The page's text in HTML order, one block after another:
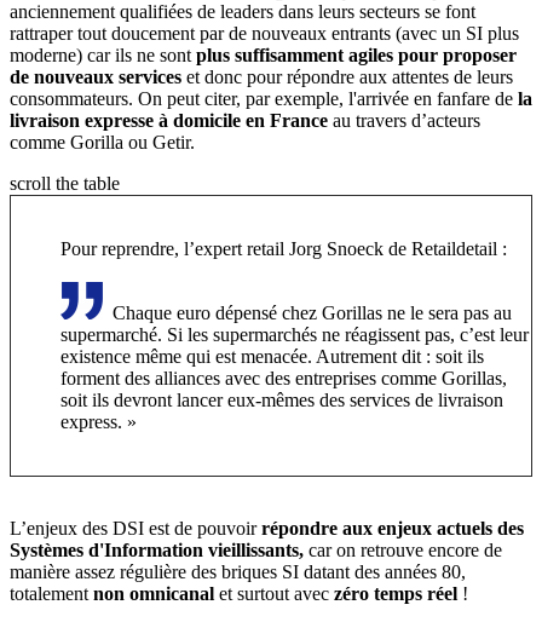
anciennement qualifiées de leaders dans leurs secteurs se font
rattraper tout doucement par de nouveaux entrants (avec un SI plus
moderne) car ils ne sont plus suffisamment agiles pour proposer
de nouveaux services et donc pour répondre aux attentes de leurs
consommateurs. On peut citer, par exemple, l'arrivée en fanfare de la
livraison expresse à domicile en France au travers d’acteurs
comme Gorilla ou Getir.
scroll the table
Pour reprendre, l’expert retail Jorg Snoeck de Retaildetail :
Chaque euro dépensé chez Gorillas ne le sera pas au
supermarché. Si les supermarchés ne réagissent pas, c’est leur
existence même qui est menacée. Autrement dit : soit ils
forment des alliances avec des entreprises comme Gorillas,
soit ils devront lancer eux-mêmes des services de livraison
express. »
L’enjeux des DSI est de pouvoirrépondre aux enjeux actuels des
Systèmes d'Information vieillissants, car on retrouve encore de
manière assez régulière des briques SI datant des années 80,
totalement non omnicanal et surtout avec zéro temps réel !